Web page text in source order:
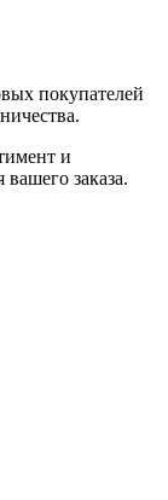
покупателей
и
заказа.